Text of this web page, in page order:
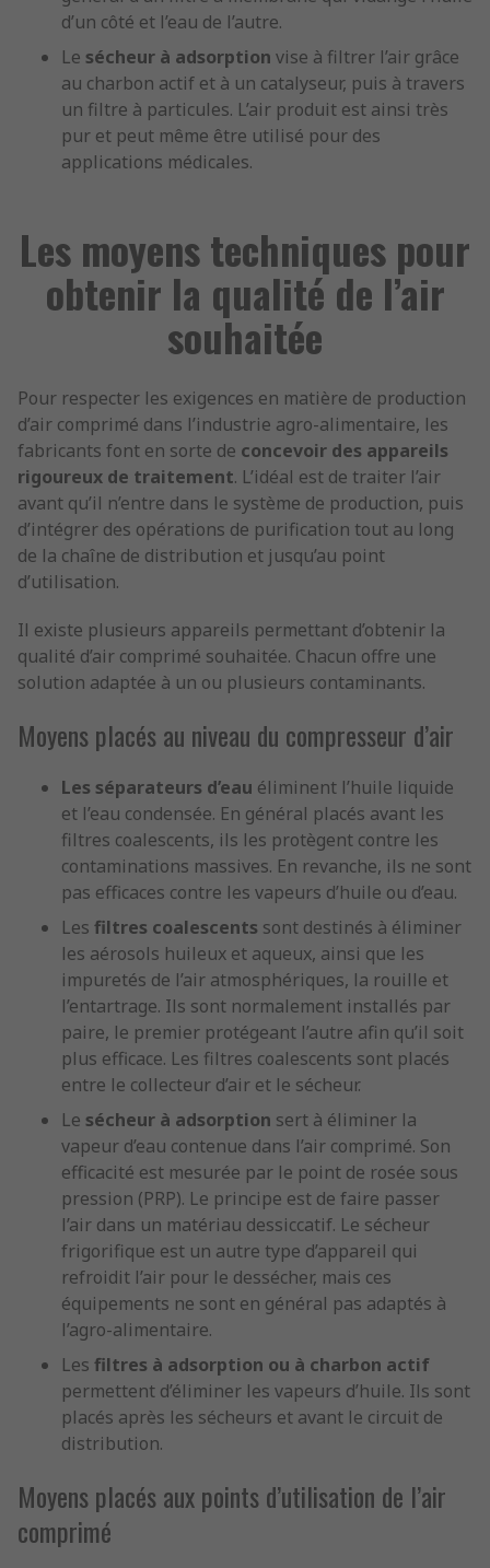
d’un côté et l’eau de l’autre.
Le sécheur à adsorption vise à filtrer l’air grâce
au charbon actif et à un catalyseur, puis à travers
un filtre à particules. L’air produit est ainsi très
pur et peut même être utilisé pour des
applications médicales.
Les moyens techniques pour
obtenir la qualité de l’air
souhaitée
Pour respecter les exigences en matière de production
d’air comprimé dans l’industrie agro-alimentaire, les
fabricants font en sorte de concevoir des appareils
rigoureux de traitement. L’idéal est de traiter l’air
avant qu’il n’entre dans le système de production, puis
d’intégrer des opérations de purification tout au long
de la chaîne de distribution et jusqu’au point
d’utilisation.
Il existe plusieurs appareils permettant d’obtenir la
qualité d’air comprimé souhaitée. Chacun offre une
solution adaptée à un ou plusieurs contaminants.
Moyens placés au niveau du compresseur d’air
Les séparateurs d’eau éliminent l’huile liquide
et l’eau condensée. En général placés avant les
filtres coalescents, ils les protègent contre les
contaminations massives. En revanche, ils ne sont
pas efficaces contre les vapeurs d’huile ou d’eau.
Les filtres coalescents sont destinés à éliminer
les aérosols huileux et aqueux, ainsi que les
impuretés de l’air atmosphériques, la rouille et
l’entartrage. Ils sont normalement installés par
paire, le premier protégeant l’autre afin qu’il soit
plus efficace. Les filtres coalescents sont placés
entre le collecteur d’air et le sécheur.
Le sécheur à adsorption sert à éliminer la
vapeur d’eau contenue dans l’air comprimé. Son
efficacité est mesurée par le point de rosée sous
pression (PRP). Le principe est de faire passer
l’air dans un matériau dessiccatif. Le sécheur
frigorifique est un autre type d’appareil qui
refroidit l’air pour le dessécher, mais ces
équipements ne sont en général pas adaptés à
l’agro-alimentaire.
Les filtres à adsorption ou à charbon actif
permettent d’éliminer les vapeurs d’huile. Ils sont
placés après les sécheurs et avant le circuit de
distribution.
Moyens placés aux points d’utilisation de l’air
comprimé